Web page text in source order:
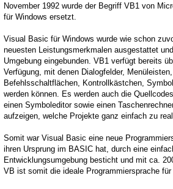
November 1992 wurde der Begriff VB1 von
für Windows ersetzt.
Visual Basic für Windows wurde wie schon
neuesten Leistungsmerkmalen ausgestattet
Umgebung eingebunden. VB1 verfügt bereits
Verfügung, mit denen Dialogfelder,
Befehlsschaltflächen, Kontrollkästchen,
werden können. Es werden auch die
einen Symboleditor sowie einen
aufzeigen, welche Projekte ganz einfach zu
Somit war Visual Basic eine neue
ihren Ursprung im BASIC hat, durch eine
Entwicklungsumgebung besticht und mit ca.
VB ist somit die ideale Programmiersprache für